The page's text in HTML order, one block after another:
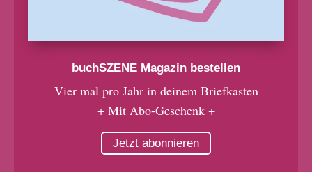
buchSZENE Magazin bestellen
Vier mal pro Jahr in deinem Briefkasten
+ Mit Abo-Geschenk +
Jetzt abonnieren